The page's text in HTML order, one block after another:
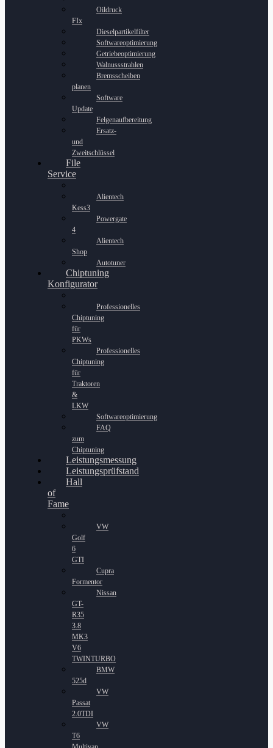
Oildruck
FIx
Dieselpartikelfilter
Softwareoptimierung
Getriebeoptimierung
Walnussstrahlen
Bremsscheiben
planen
Software
Update
Felgenaufbereitung
Ersatz-
und
Zweitschlüssel
File
Service
Alientech
Kess3
Powergate
4
Alientech
Shop
Autotuner
Chiptuning
Konfigurator
Professionelles
Chiptuning
für
PKWs
Professionelles
Chiptuning
für
Traktoren
&
LKW
Softwareoptimierung
FAQ
zum
Chiptuning
Leistungsmessung
Leistungsprüfstand
Hall
of
Fame
VW
Golf
6
GTI
Cupra
Formentor
Nissan
GT-
R35
3.8
MK3
V6
TWINTURBO
BMW
525d
VW
Passat
2.0TDI
VW
T6